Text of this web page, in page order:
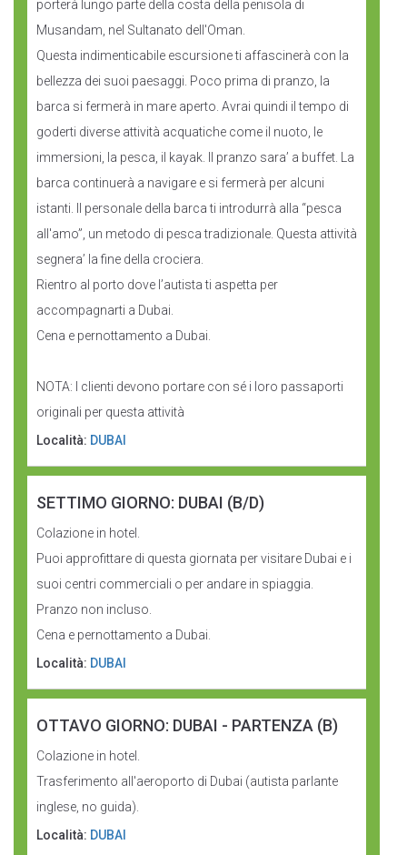
porterà lungo parte della costa della penisola di
Musandam, nel Sultanato dell'Oman.
Questa indimenticabile escursione ti affascinerà con la
bellezza dei suoi paesaggi. Poco prima di pranzo, la
barca si fermerà in mare aperto. Avrai quindi il tempo di
goderti diverse attività acquatiche come il nuoto, le
immersioni, la pesca, il kayak. Il pranzo sara’ a buffet. La
barca continuerà a navigare e si fermerà per alcuni
istanti. Il personale della barca ti introdurrà alla “pesca
all'amo”, un metodo di pesca tradizionale. Questa attività
segnera’ la fine della crociera.
Rientro al porto dove l’autista ti aspetta per
accompagnarti a Dubai.
Cena e pernottamento a Dubai.
NOTA: I clienti devono portare con sé i loro passaporti
originali per questa attività
Località: DUBAI
SETTIMO GIORNO: DUBAI (B/D)
Colazione in hotel.
Puoi approfittare di questa giornata per visitare Dubai e i
suoi centri commerciali o per andare in spiaggia.
Pranzo non incluso.
Cena e pernottamento a Dubai.
Località: DUBAI
OTTAVO GIORNO: DUBAI - PARTENZA (B)
Colazione in hotel.
Trasferimento all'aeroporto di Dubai (autista parlante
inglese, no guida).
Località: DUBAI